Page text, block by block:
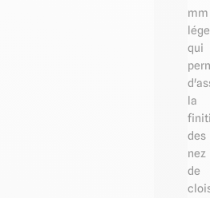
mm
qui
la
des
nez
de